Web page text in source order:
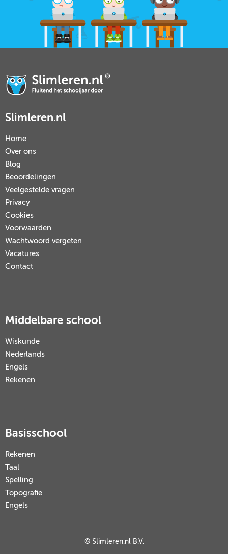
Slimleren.nl
Home
Over ons
Blog
Beoordelingen
Veelgestelde vragen
Privacy
Cookies
Voorwaarden
Wachtwoord vergeten
Vacatures
Contact
Middelbare school
Wiskunde
Nederlands
Engels
Rekenen
Basisschool
Rekenen
Taal
Spelling
Topografie
Engels
© Slimleren.nl B.V.